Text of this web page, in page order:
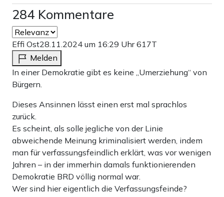
284 Kommentare
Effi Ost28.11.2024 um 16:29 Uhr617T
Melden
In einer Demokratie gibt es keine „Umerziehung“ von
Bürgern.
Dieses Ansinnen lässt einen erst mal sprachlos
zurück.
Es scheint, als solle jegliche von der Linie
abweichende Meinung kriminalisiert werden, indem
man für verfassungsfeindlich erklärt, was vor wenigen
Jahren – in der immerhin damals funktionierenden
Demokratie BRD völlig normal war.
Wer sind hier eigentlich die Verfassungsfeinde?